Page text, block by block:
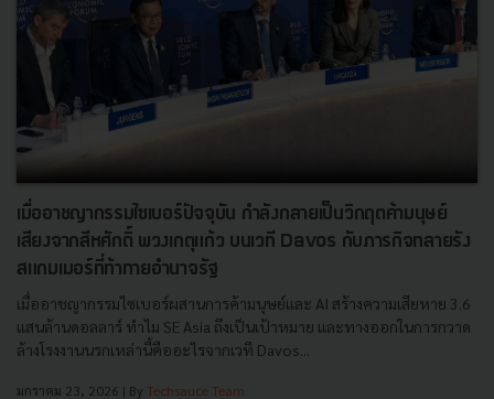
เมื่ออาชญากรรมไซเบอร์ปัจจุบัน กำลังกลายเป็นวิกฤตค้ามนุษย์
เสียงจากสีหศักดิ์ พวงเกตุแก้ว บนเวที Davos กับภารกิจทลายรัง
สแกมเมอร์ที่ท้าทายอำนาจรัฐ
เมื่ออาชญากรรมไซเบอร์ผสานการค้ามนุษย์และ AI สร้างความเสียหาย 3.6
แสนล้านดอลลาร์ ทำไม SE Asia ถึงเป็นเป้าหมาย และทางออกในการกวาด
ล้างโรงงานนรกเหล่านี้คืออะไรจากเวที Davos...
มกราคม 23, 2026 | By Techsauce Team